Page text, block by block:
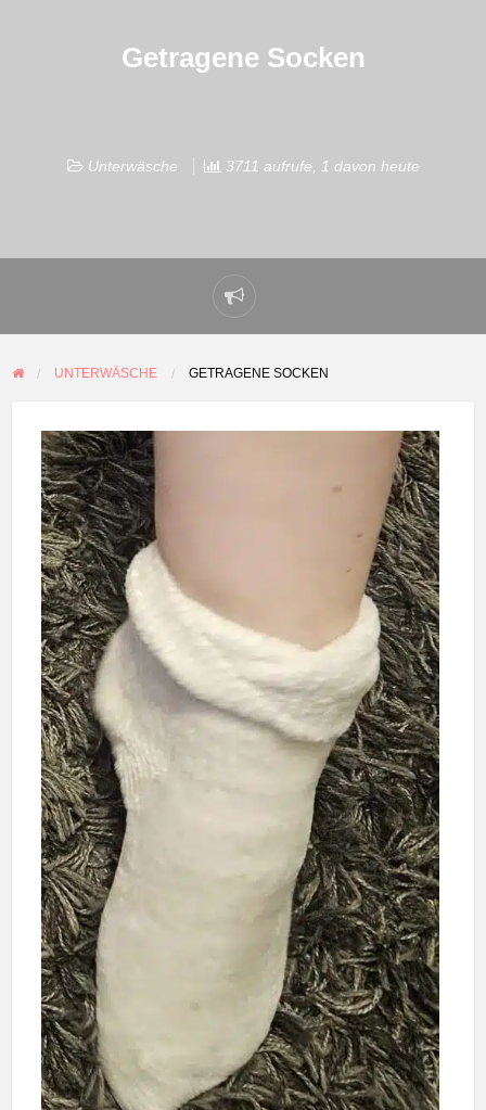
Getragene Socken
Unterwäsche 3711 aufrufe, 1 davon heute
Problem
melden
UNTERWÄSCHE GETRAGENE SOCKEN